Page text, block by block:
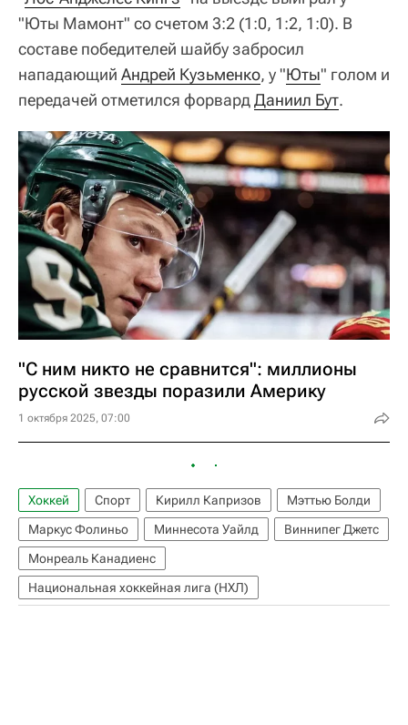
"Юты Мамонт" со счетом 3:2 (1:0, 1:2, 1:0). В
составе победителей шайбу забросил
нападающий Андрей Кузьменко, у "Юты" голом и
передачей отметился форвардДаниил Бут.
"С ним никто не сравнится": миллионы
русской звезды поразили Америку
1 октября 2025, 07:00
Хоккей Спорт Кирилл Капризов
Мэттью Болди
Маркус Фолиньо
Миннесота Уайлд
Виннипег Джетс
Монреаль Канадиенс
Национальная хоккейная лига (НХЛ)